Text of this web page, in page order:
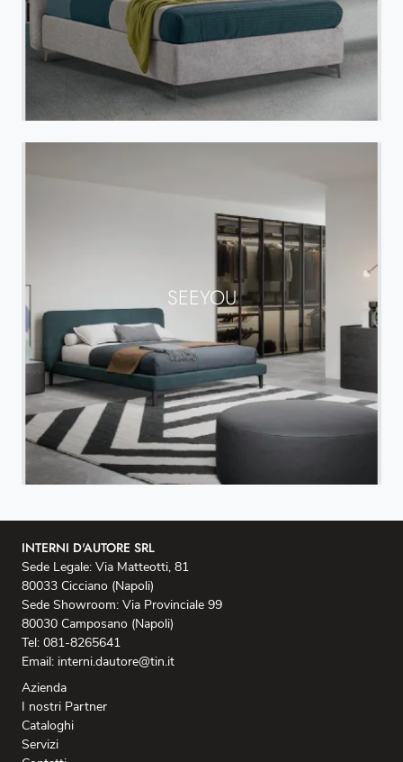
SEEYOU
INTERNI D'AUTORE SRL
Sede Legale: Via Matteotti, 81
80033 Cicciano (Napoli)
Sede Showroom: Via Provinciale 99
80030 Camposano (Napoli)
Tel: 081-8265641
Email: interni.dautore@tin.it
Azienda
I nostri Partner
Cataloghi
Servizi